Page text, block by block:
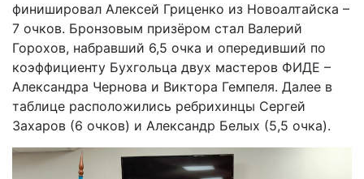
финишировал Алексей Гриценко из Новоалтайска –
7 очков. Бронзовым призёром стал Валерий
Горохов, набравший 6,5 очка и опередивший по
коэффициенту Бухгольца двух мастеров ФИДЕ –
Александра Чернова и Виктора Гемпеля. Далее в
таблице расположились ребрихинцы Сергей
Захаров (6 очков) и Александр Белых (5,5 очка).